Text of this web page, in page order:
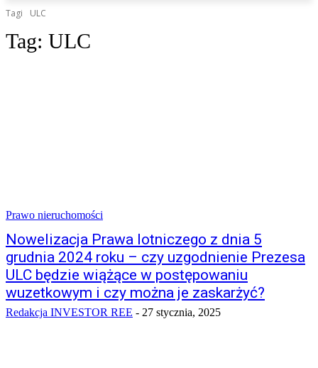
Tagi ULC
Tag: ULC
Prawo nieruchomości
Nowelizacja Prawa lotniczego z dnia 5
grudnia 2024 roku – czy uzgodnienie Prezesa
ULC będzie wiążące w postępowaniu
wuzetkowym i czy można je zaskarżyć?
Redakcja INVESTOR REE - 27 stycznia, 2025